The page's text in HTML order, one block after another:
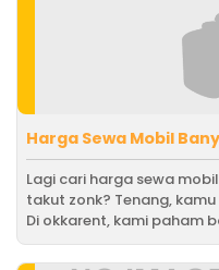
Harga Sewa Mobil
Lagi cari harga sewa
takut zonk? Tenang,
Di okkarent, kami paham